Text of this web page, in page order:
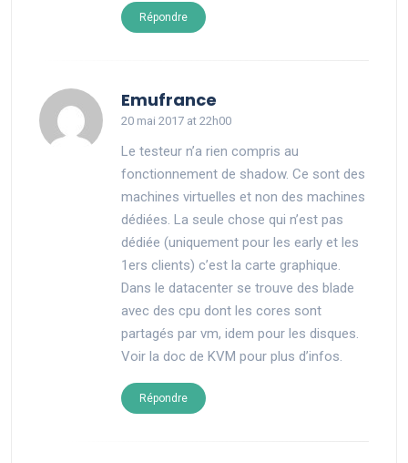
Répondre
Emufrance
20 mai 2017 at 22h00
Le testeur n’a rien compris au
fonctionnement de shadow. Ce sont des
machines virtuelles et non des machines
dédiées. La seule chose qui n’est pas
dédiée (uniquement pour les early et les
1ers clients) c’est la carte graphique.
Dans le datacenter se trouve des blade
avec des cpu dont les cores sont
partagés par vm, idem pour les disques.
Voir la doc de KVM pour plus d’infos.
Répondre